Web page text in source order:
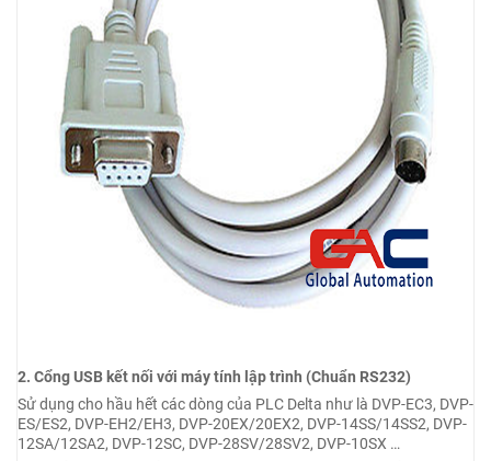
2. Cổng USB kết nối với máy tính lập trình (Chuẩn RS232)
Sử dụng cho hầu hết các dòng của PLC Delta như là DVP-EC3, DVP-
ES/ES2, DVP-EH2/EH3, DVP-20EX/20EX2, DVP-14SS/14SS2, DVP-
12SA/12SA2, DVP-12SC, DVP-28SV/28SV2, DVP-10SX …